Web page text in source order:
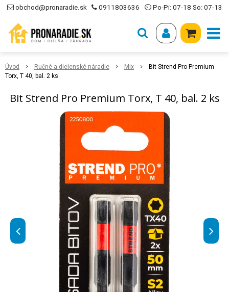
obchod@pronaradie.sk 0911803636 ⏲ Po-Pi: 07-18 So: 07-13
Úvod Ručné a dielenské náradie Mix
Bit Strend Pro Premium
Torx, T 40, bal. 2 ks
Bit Strend Pro Premium Torx, T 40, bal. 2 ks